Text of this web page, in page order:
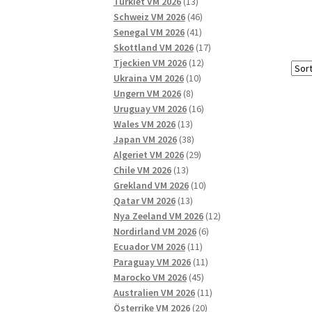
produkter
Schweiz VM 2026 4646
produkter
Senegal VM 2026 4141
produkter
Skottland VM 2026 1717
Tjeckien VM 2026 1212
produkter
Ukraina VM 2026 1010
Ungern VM 2026 88
produkter
Uruguay VM 2026 1616
Wales VM 2026 1313
produkter
Japan VM 2026 3838
produkter
Algeriet VM 2026 2929
Chile VM 2026 1313
produkter
Grekland VM 2026 1010
Qatar VM 2026 1313
produkter
Nya Zeeland VM 2026 1212
Nordirland VM 2026 66
Ecuador VM 2026 1111
produkter
Paraguay VM 2026 1111
Marocko VM 2026 4545
produkter
Australien VM 2026 1111
Österrike VM 2026 2020